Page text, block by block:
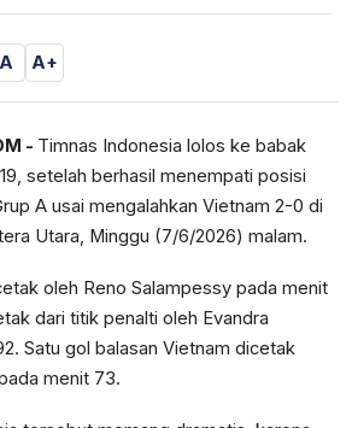
A A+
- Timnas Indonesia lolos ke babak
setelah berhasil menempati posisi
A usai mengalahkan Vietnam 2-0 di
Utara, Minggu (7/6/2026) malam.
oleh Reno Salampessy pada menit
dari titik penalti oleh Evandra
Satu gol balasan Vietnam dicetak
menit 73.